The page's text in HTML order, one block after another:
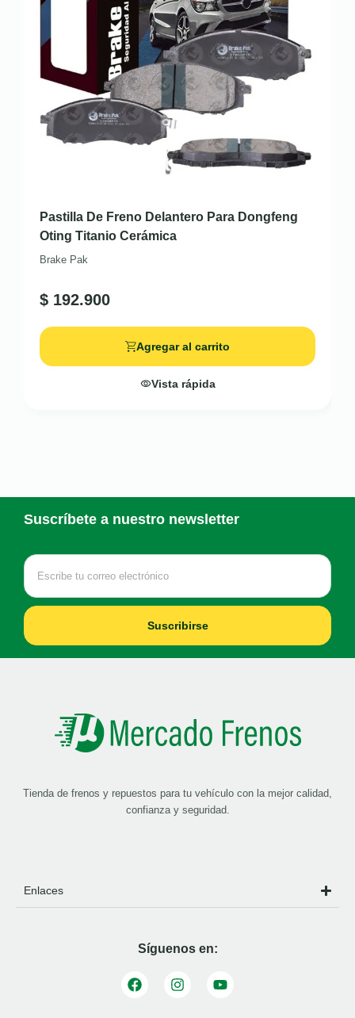
Pastilla De Freno Delantero Para Dongfeng
Oting Titanio Cerámica
Brake Pak
$ 192.900
Agregar al carrito
Vista rápida
Suscríbete a nuestro newsletter
Suscribirse
Tienda de frenos y repuestos para tu vehículo con la mejor calidad,
confianza y seguridad.
Enlaces
Síguenos en: